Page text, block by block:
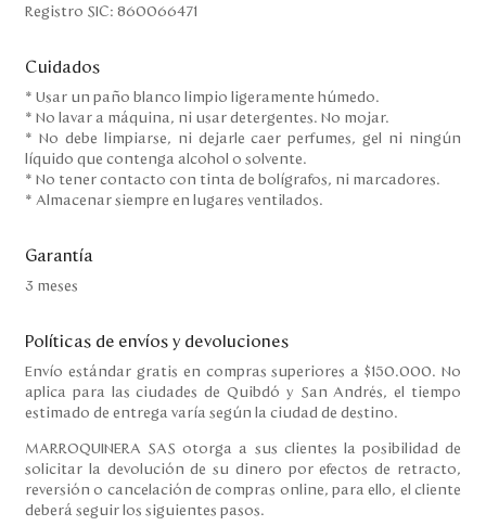
Registro SIC: 860066471
Cuidados
* Usar un paño blanco limpio ligeramente húmedo.
* No lavar a máquina, ni usar detergentes. No mojar.
* No debe limpiarse, ni dejarle caer perfumes, gel ni ningún
líquido que contenga alcohol o solvente.
* No tener contacto con tinta de bolígrafos, ni marcadores.
* Almacenar siempre en lugares ventilados.
Garantía
3 meses
Políticas de envíos y devoluciones
Envío estándar gratis en compras superiores a $150.000. No
aplica para las ciudades de Quibdó y San Andrés, el tiempo
estimado de entrega varía según la ciudad de destino.
MARROQUINERA SAS otorga a sus clientes la posibilidad de
solicitar la devolución de su dinero por efectos de retracto,
reversión o cancelación de compras online, para ello, el cliente
deberá seguir los siguientes pasos.